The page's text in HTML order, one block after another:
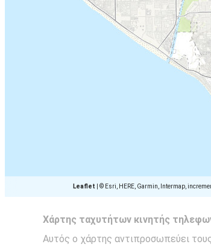
Leaflet © Esri, HERE, Garmin, Intermap,
Χάρτης ταχυτήτων κινητής
Αυτός ο χάρτης αντιπροσωπεύει